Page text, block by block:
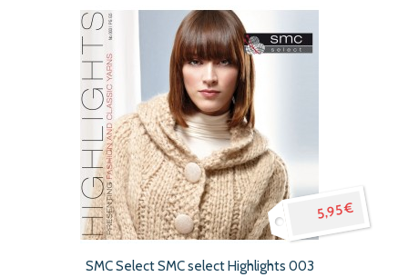
5,95 €
SMC Select SMC select Highlights 003